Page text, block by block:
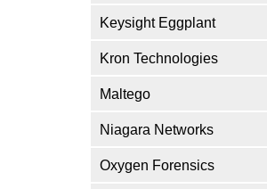
Keysight Eggplant
Kron Technologies
Maltego
Niagara Networks
Oxygen Forensics